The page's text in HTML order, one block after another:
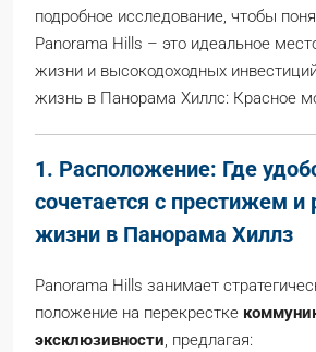
подробное исследование, чтобы
Panorama Hills – это идеальное
жизни и высокодоходных
жизнь в Панорама Хиллс: Красное
1. Расположение: Где
сочетается с престижем
жизни в Панорама Хиллз
Panorama Hills занимает
положение на перекрестке
эксклюзивности , предлагая: